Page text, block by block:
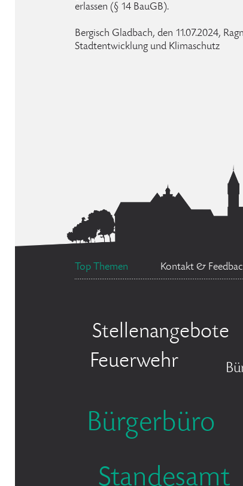
erlassen (§ 14 BauGB).
Bergisch Gladbach, den 11.07.2024,
Stadtentwicklung und Klimaschutz
Top Themen Kontakt &
Stellenangebote
Feuerwehr
Bürgerbüro
Standesamt